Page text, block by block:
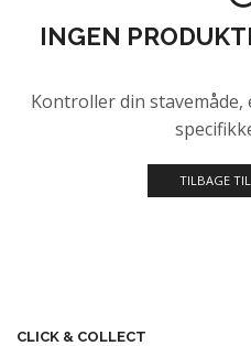
INGEN
Kontroller din
TILBAGE
CLICK & COLLECT